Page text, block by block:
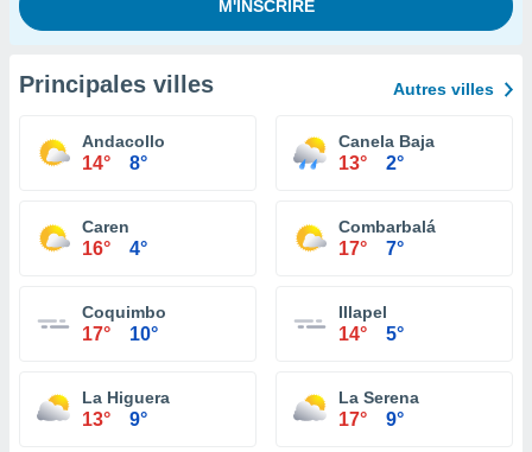
Principales villes Autres villes
Andacollo
14° 8°
Canela Baja
13° 2°
Caren
16° 4°
Combarbalá
17° 7°
Coquimbo
17° 10°
Illapel
14° 5°
La Higuera
13° 9°
La Serena
17° 9°